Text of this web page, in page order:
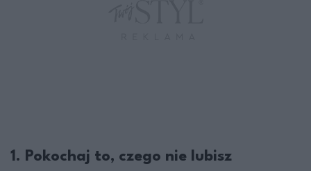
1. Pokochaj to, czego nie lubisz